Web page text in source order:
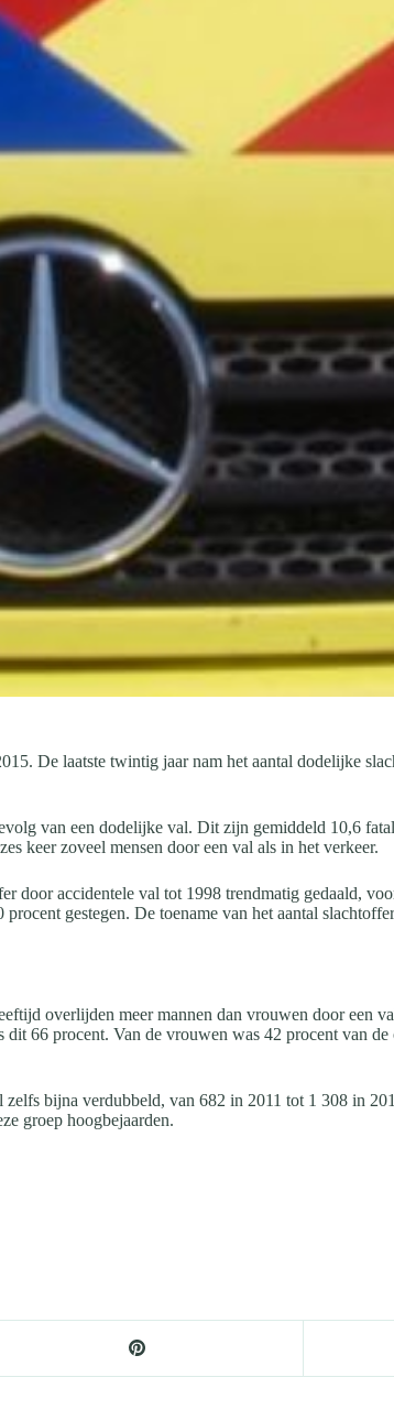
De laatste twintig jaar nam het aantal dodelijke
van een dodelijke val. Dit zijn gemiddeld 10,6
keer zoveel mensen door een val als in het verkeer.
door accidentele val tot 1998 trendmatig gedaald,
gestegen. De toename van het aantal
overlijden meer mannen dan vrouwen door een
66 procent. Van de vrouwen was 42 procent van
bijna verdubbeld, van 682 in 2011 tot 1 308 in
groep hoogbejaarden.